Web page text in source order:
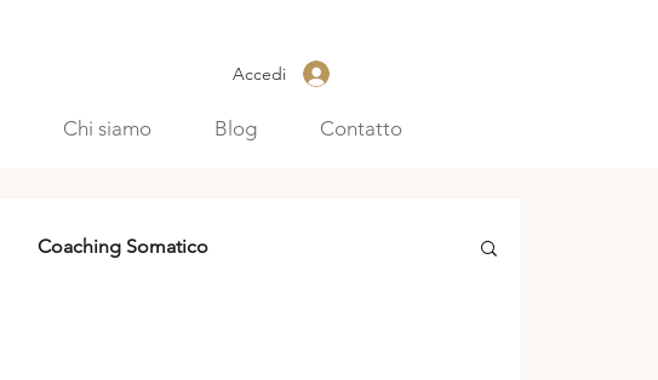
Chi siamo Blog Contatto
Accedi
Coaching Somatico